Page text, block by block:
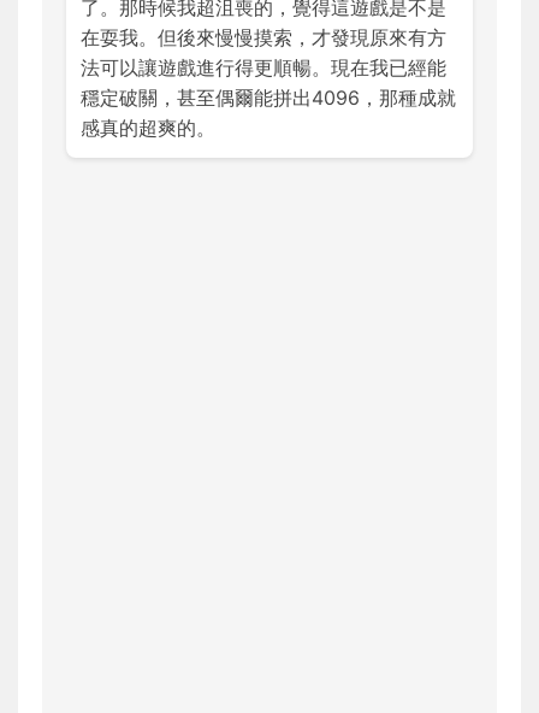
了。那時候我超沮喪的，覺得這遊戲是不是
在耍我。但後來慢慢摸索，才發現原來有方
法可以讓遊戲進行得更順暢。現在我已經能
穩定破關，甚至偶爾能拼出4096，那種成就
感真的超爽的。